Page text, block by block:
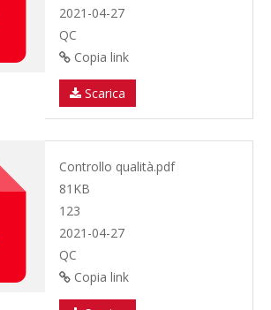
2021-04-27
QC
Copia link
Scarica
Controllo qualità.pdf
81KB
123
2021-04-27
QC
Copia link